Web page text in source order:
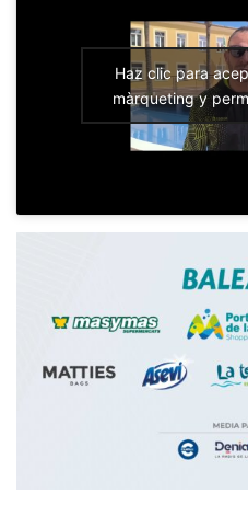
Haz clic para
màrqueting y